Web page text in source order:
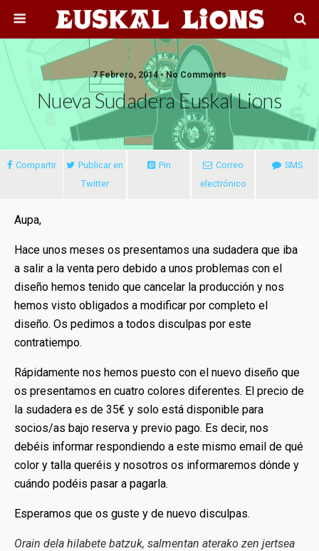
7 Febrero, 2014 • No Comments
Nueva Sudadera Euskal Lions
Compartir
Publicar en
Twitter
Pin
Correo
electrónico
SMS
Aupa,
Hace unos meses os presentamos una sudadera que iba
a salir a la venta pero debido a unos problemas con el
diseño hemos tenido que cancelar la producción y nos
hemos visto obligados a modificar por completo el
diseño. Os pedimos a todos disculpas por este
contratiempo.
Rápidamente nos hemos puesto con el nuevo diseño que
os presentamos en cuatro colores diferentes. El precio de
la sudadera es de 35€ y solo está disponible para
socios/as bajo reserva y previo pago. Es decir, nos
debéis informar respondiendo a este mismo email de qué
color y talla queréis y nosotros os informaremos dónde y
cuándo podéis pasar a pagarla.
Esperamos que os guste y de nuevo disculpas.
Orain dela hilabete batzuk, salmentan aterako zen jertsea